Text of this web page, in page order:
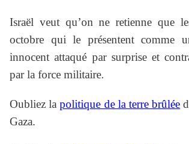
Israël veut qu’on ne retienne que
octobre qui le présentent comme
innocent attaqué par surprise et
par la force militaire.
Oubliez lapolitique de la terre brûlée
Gaza.